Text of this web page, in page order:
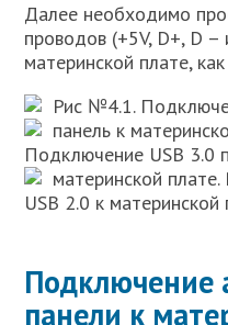
Далее необходимо
проводов (+5V, D+, D
материнской плате,
Рис №4.1.
панель к
Подключение USB 3.0
материнской плате.
USB 2.0 к материнской
Подключение
панели к